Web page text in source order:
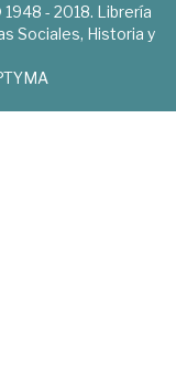
- 2018. Librería
Sociales, Historia y